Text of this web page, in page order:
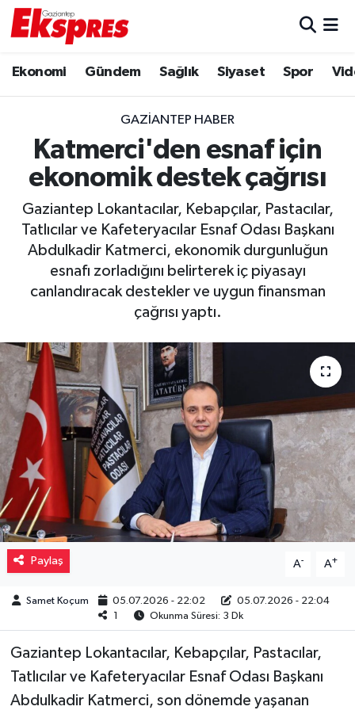
Ekonomi Gündem Sağlık Siyaset Spor
GAZIANTEP HABER
Katmerci'den esnaf için
ekonomik destek çağrısı
Gaziantep Lokantacılar, Kebapçılar, Pastacılar,
Tatlıcılar ve Kafeteryacılar Esnaf Odası Başkanı
Abdulkadir Katmerci, ekonomik durgunluğun
esnafı zorladığını belirterek iç piyasayı
canlandıracak destekler ve uygun finansman
çağrısı yaptı.
Paylaş A- A+
Samet Koçum 05.07.2026 - 22:02
05.07.2026 - 22:04
1
Okunma Süresi: 3 Dk
Gaziantep Lokantacılar, Kebapçılar, Pastacılar,
Tatlıcılar ve Kafeteryacılar Esnaf Odası Başkanı
Abdulkadir Katmerci, son dönemde yaşanan
Ekonomi
Gaziantep son dakika
Genel
Gündem
Haberler
Magazin
Müzik
Piyasa
Resmi İlanlar
Sağlık
Sinemalar
Türkiye
Trafik Durumu
Puan Durumu ve Fikstür
Tüm Manşetler
Son Dakika Haberleri
Haber Arşivi